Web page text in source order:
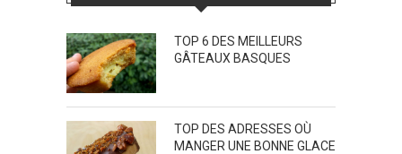
TOP 6 DES MEILLEURS
GÂTEAUX BASQUES
TOP DES ADRESSES OÙ
MANGER UNE BONNE GLACE